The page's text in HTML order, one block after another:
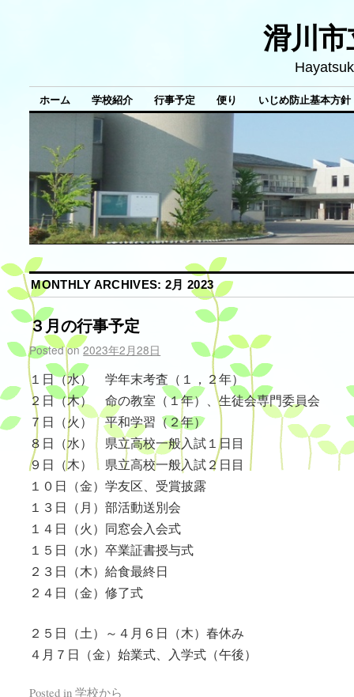
滑川市
ホーム 学校紹介 行事予定 便り いじめ防止基本方針
MONTHLY ARCHIVES:2月 2023
３月の行事予定
Posted on 2023年2月28日
１日（水） 学年末考査（１，２年）
２日（木） 命の教室（１年）、生徒会専門委員会
７日（火） 平和学習（２年）
８日（水） 県立高校一般入試１日目
９日（木） 県立高校一般入試２日目
１０日（金）学友区、受賞披露
１３日（月）部活動送別会
１４日（火）同窓会入会式
１５日（水）卒業証書授与式
２３日（木）給食最終日
２４日（金）修了式
２５日（土）～４月６日（木）春休み
４月７日（金）始業式、入学式（午後）
Posted in 学校から